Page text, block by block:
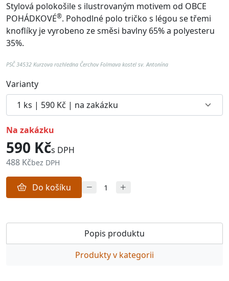
Stylová polokošile s ilustrovaným motivem od OBCE
POHÁDKOVÉ®. Pohodlné polo tričko s légou se třemi
knoflíky je vyrobeno ze směsi bavlny 65% a polyesteru
35%.
PSČ 34532 Kurzova rozhledna Čerchov Folmava kostel sv. Antonína
Varianty
na zakázku
590 Kčs DPH
488 Kčbez DPH
Do košíku
Popis produktu
Produkty v kategorii